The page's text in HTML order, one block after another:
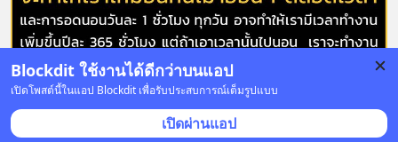
Blockdit ใช้งานได้ดีกว่าบนแอป
เปิดโพสต์นี้ในแอป Blockdit เพื่อรับประสบการณ์เต็มรูปแบบ
เปิดผ่านแอป
20 บันทึก 96 6 36